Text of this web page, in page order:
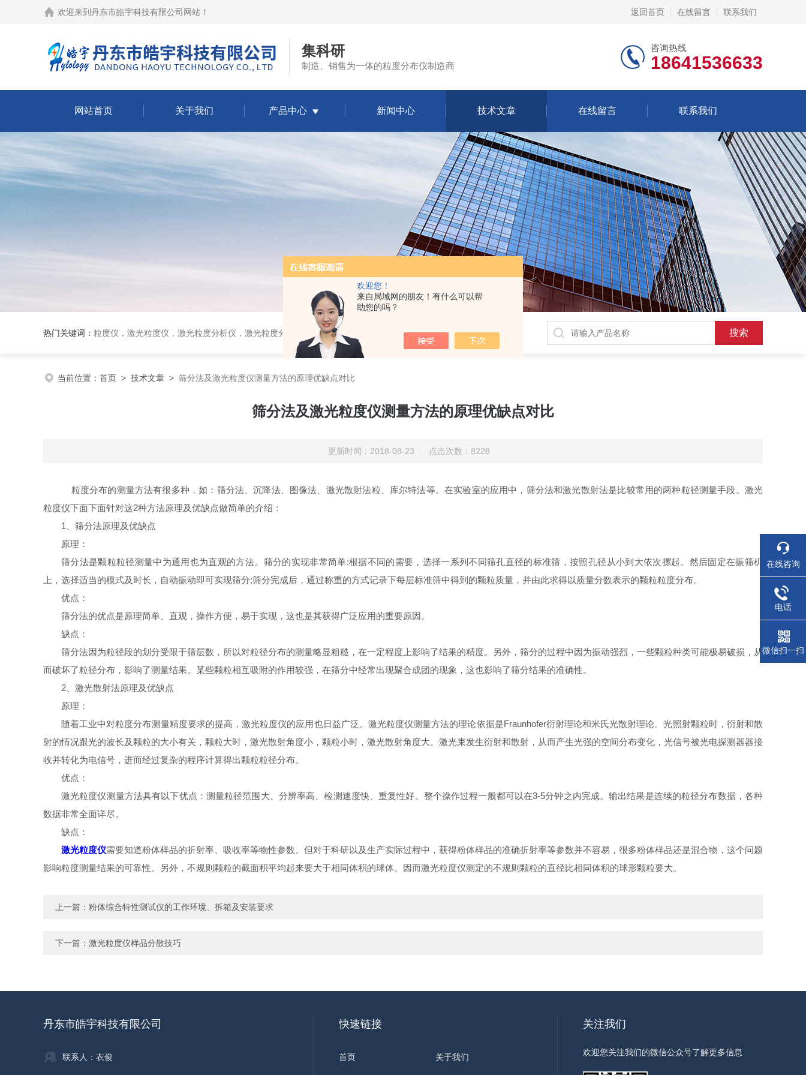
欢迎您！
来自局域网的朋友！有什么可以帮
助您的吗？
欢迎来到 丹东市皓宇科技有限公司网站 ！ 返回首页 在线留言 联系我们
集科研
制造、销售为一体的粒度分布仪制造商
咨询热线
18641536633
网站首页 关于我们 产品中心 新闻中心 技术文章 在线留言 联系我们
热门关键词： 粒度仪，激光粒度仪，激光粒度分析仪，激光粒度分布仪；全自动激光粒度分布仪，粉体综合特性测试仪，振实密度仪，霍尔流速计，自然堆积密度计，斯柯特容量计；
当前位置： 首页 > 技术文章 > 筛分法及激光粒度仪测量方法的原理优缺点对比
筛分法及激光粒度仪测量方法的原理优缺点对比
更新时间：2018-08-23 点击次数：8228
粒度分布的测量方法有很多种，如：筛分法、沉降法、图像法、激光散射法粒、库尔特法等。在实验室的应用中，筛分法和激光散射法是比较常用的两种粒径测量手段。激光
粒度仪下面下面针对这2种方法原理及优缺点做简单的介绍：
1、筛分法原理及优缺点
原理：
筛分法是颗粒粒径测量中为通用也为直观的方法。筛分的实现非常简单:根据不同的需要，选择一系列不同筛孔直径的标准筛，按照孔径从小到大依次摞起。然后固定在振筛机
上，选择适当的模式及时长，自动振动即可实现筛分;筛分完成后，通过称重的方式记录下每层标准筛中得到的颗粒质量，并由此求得以质量分数表示的颗粒粒度分布。
优点：
筛分法的优点是原理简单、直观，操作方便，易于实现，这也是其获得广泛应用的重要原因。
缺点：
筛分法因为粒径段的划分受限于筛层数，所以对粒径分布的测量略显粗糙，在一定程度上影响了结果的精度。另外，筛分的过程中因为振动强烈，一些颗粒种类可能极易破损，从
而破坏了粒径分布，影响了测量结果。某些颗粒相互吸附的作用较强，在筛分中经常出现聚合成团的现象，这也影响了筛分结果的准确性。
2、激光散射法原理及优缺点
原理：
随着工业中对粒度分布测量精度要求的提高，激光粒度仪的应用也日益广泛。激光粒度仪测量方法的理论依据是Fraunhofer衍射理论和米氏光散射理论。光照射颗粒时，衍射和散
射的情况跟光的波长及颗粒的大小有关，颗粒大时，激光散射角度小，颗粒小时，激光散射角度大。激光束发生衍射和散射，从而产生光强的空间分布变化，光信号被光电探测器器接
收并转化为电信号，进而经过复杂的程序计算得出颗粒粒径分布。
优点：
激光粒度仪测量方法具有以下优点：测量粒径范围大、分辨率高、检测速度快、重复性好。整个操作过程一般都可以在3-5分钟之内完成。输出结果是连续的粒径分布数据，各种
数据非常全面详尽。
缺点：
激光粒度仪需要知道粉体样品的折射率、吸收率等物性参数。但对于科研以及生产实际过程中，获得粉体样品的准确折射率等参数并不容易，很多粉体样品还是混合物，这个问题
影响粒度测量结果的可靠性。另外，不规则颗粒的截面积平均起来要大于相同体积的球体。因而激光粒度仪测定的不规则颗粒的直径比相同体积的球形颗粒要大。
上一篇： 粉体综合特性测试仪的工作环境、拆箱及安装要求
下一篇： 激光粒度仪样品分散技巧
丹东市皓宇科技有限公司
联系人：衣俊
快速链接
首页 关于我们
关注我们
欢迎您关注我们的微信公众号了解更多信息
在线咨询
电话
微信扫一扫